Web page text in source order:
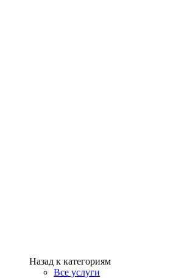
Назад к категориям
Все услуги